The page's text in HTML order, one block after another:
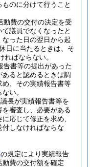
のに分けて行うこと
動費の交付の決定を受
議員でなくなったと
った日の翌日から起
日に当たるときは、そ
ればならない。
告書等の提出があった
ると認めるときは調
、その実績報告書等
い。
長が実績報告書等を
審査し、必要がある
応じて修正を求め、
しなければならな
の規定により実績報告
費の交付額を確定